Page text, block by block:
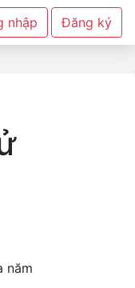
nhập Đăng ký
năm